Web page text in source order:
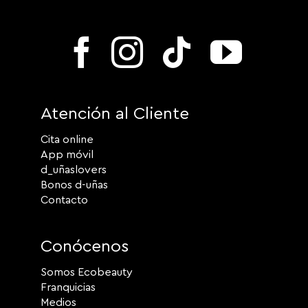
Atención al Cliente
Cita online
App móvil
d_uñaslovers
Bonos d-uñas
Contacto
Conócenos
Somos Ecobeauty
Franquicias
Medios